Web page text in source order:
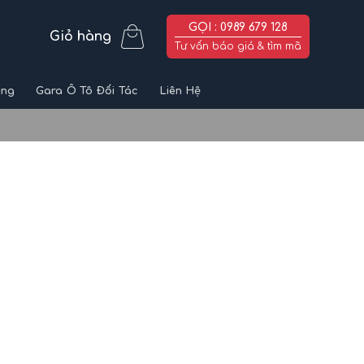
Giỏ hàng
GỌI : 0989 679 128
Tư vấn báo giá & tìm mã
Gara Ô Tô Đối Tác Liên Hệ